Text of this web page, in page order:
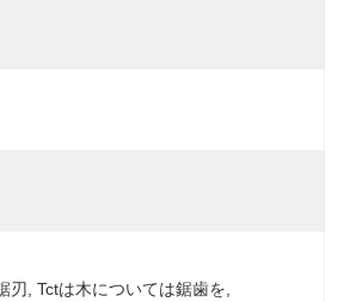
刃 Tctは木については鋸歯を